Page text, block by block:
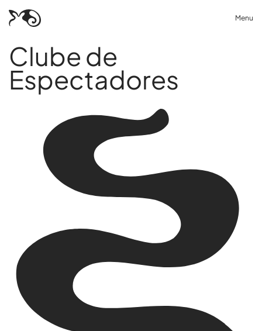
Menu
Clube de
Espectadores